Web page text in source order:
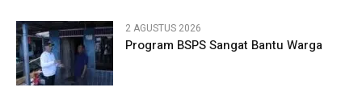
2 AGUSTUS 2026
Program BSPS Sangat Bantu Warga